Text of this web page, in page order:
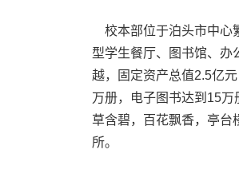
校本部位于泊头市中心
型学生餐厅、图书馆、办
越，固定资产总值2.5亿
万册，电子图书达到15
草含碧，百花飘香，亭台
所。